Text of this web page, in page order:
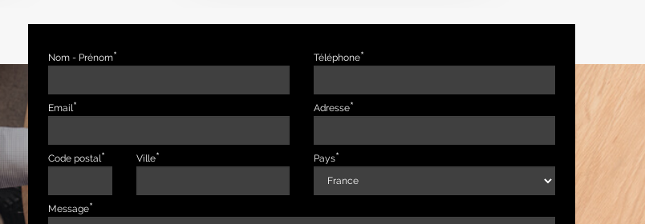
Nom - Prénom Téléphone
Email Adresse
Code postal Ville Pays
Message